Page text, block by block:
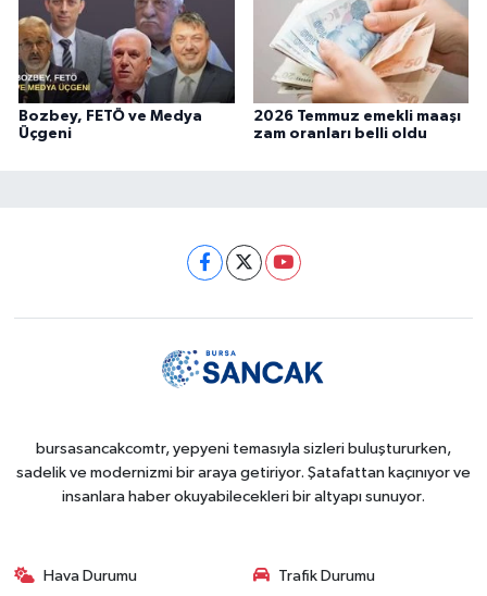
Bozbey, FETÖ ve Medya
Üçgeni
2026 Temmuz emekli maaşı
zam oranları belli oldu
bursasancakcomtr, yepyeni temasıyla sizleri buluştururken,
sadelik ve modernizmi bir araya getiriyor. Şatafattan kaçınıyor ve
insanlara haber okuyabilecekleri bir altyapı sunuyor.
Hava Durumu Trafik Durumu